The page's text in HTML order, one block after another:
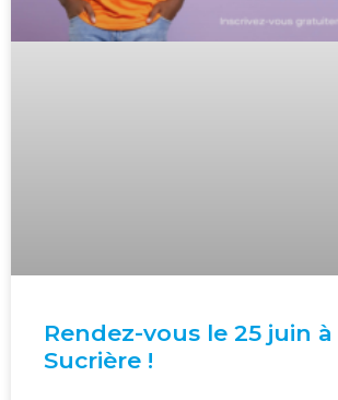
Rendez-vous le 25 juin à
Sucrière !